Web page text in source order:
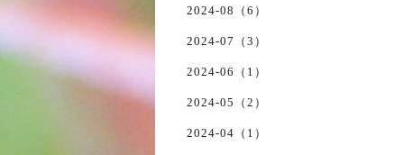
2024-08（6）
2024-07（3）
2024-06（1）
2024-05（2）
2024-04（1）